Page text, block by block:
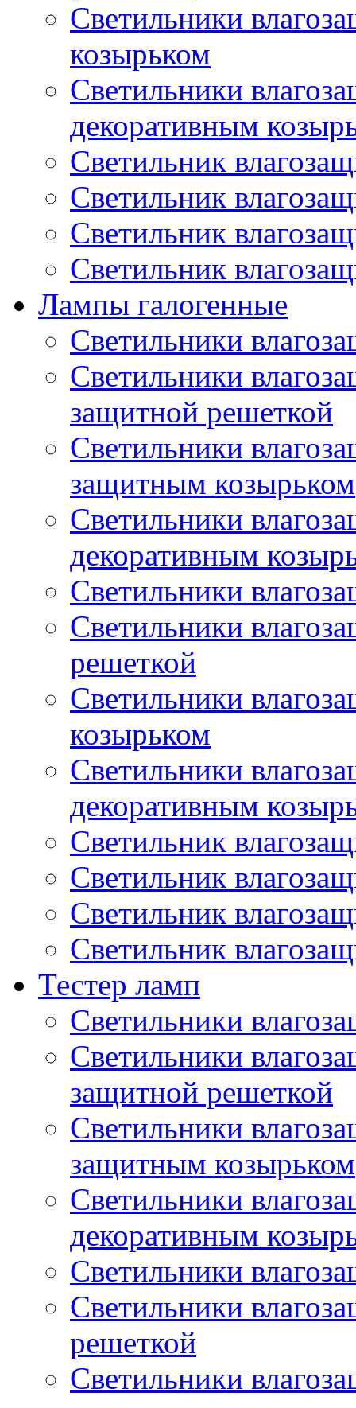
Светильники
козырьком
Светильники
декоративным
Светильник
Светильник
Светильник
Светильник
Лампы галогенные
Светильники
Светильники
защитной решеткой
Светильники
защитным козырьком
Светильники
декоративным
Светильники
Светильники
решеткой
Светильники
козырьком
Светильники
декоративным
Светильник
Светильник
Светильник
Светильник
Тестер ламп
Светильники
Светильники
защитной решеткой
Светильники
защитным козырьком
Светильники
декоративным
Светильники
Светильники
решеткой
Светильники